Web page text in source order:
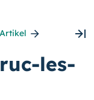
les-